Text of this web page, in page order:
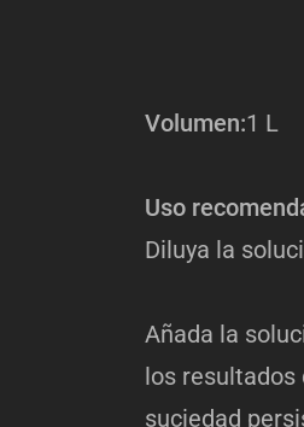
Volumen:1 L
Uso
Diluya la
Añada la
los resultados
suciedad